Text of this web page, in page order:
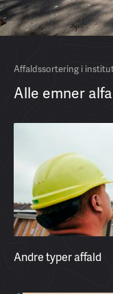
Affaldssortering i
Alle emner
Andre typer affald